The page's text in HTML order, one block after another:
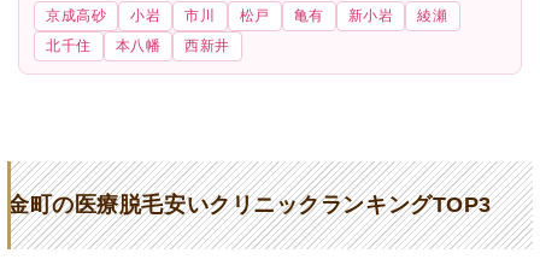
京成高砂 小岩 市川 松戸 亀有 新小岩
綾瀬
北千住
本八幡 西新井
金町の医療脱毛安いクリニックランキングTOP3